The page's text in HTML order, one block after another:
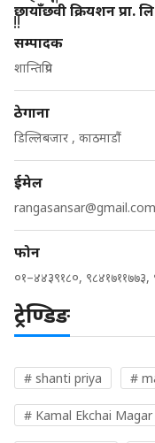
छायाँछवी क्रियशन प्रा.
सम्पादक
शान्तिप्रिय
ठेगाना
डिल्लिबजार , काठमाडौं
ईमेल
rangasansar@gmail.com
फोन
०१–४४३९१८०,
ट्रेण्डिङ
# shanti priya #
# Kamal Ekchai Magar